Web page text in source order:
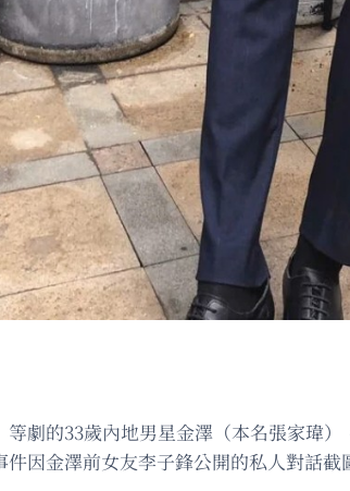
等劇的33歲內地男星金澤（本名張家瑋
因金澤前女友李子鋒公開的私人對話